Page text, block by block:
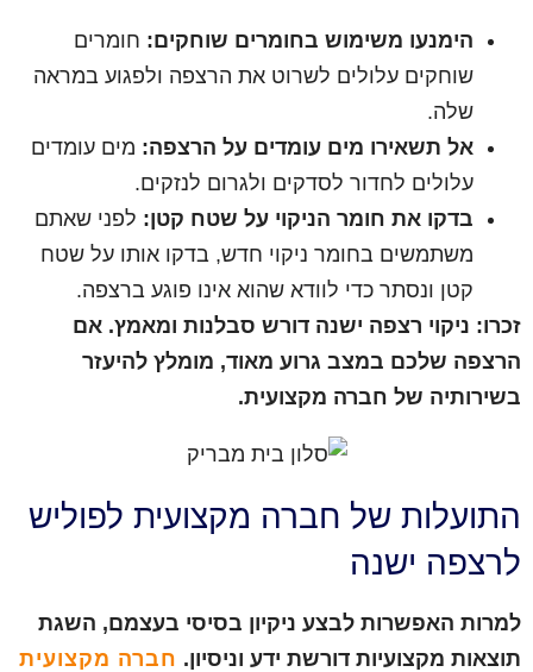
הימנעו משימוש בחומרים שוחקים: חומרים
שוחקים עלולים לשרוט את הרצפה ולפגוע במראה
שלה.
אל תשאירו מים עומדים על הרצפה: מים עומדים
עלולים לחדור לסדקים ולגרום לנזקים.
בדקו את חומר הניקוי על שטח קטן: לפני שאתם
משתמשים בחומר ניקוי חדש, בדקו אותו על שטח
קטן ונסתר כדי לוודא שהוא אינו פוגע ברצפה.
זכרו: ניקוי רצפה ישנה דורש סבלנות ומאמץ. אם
הרצפה שלכם במצב גרוע מאוד, מומלץ להיעזר
בשירותיה של חברה מקצועית.
התועלות של חברה מקצועית לפוליש
לרצפה ישנה
למרות האפשרות לבצע ניקיון בסיסי בעצמם, השגת
תוצאות מקצועיות דורשת ידע וניסיון. חברה מקצועית